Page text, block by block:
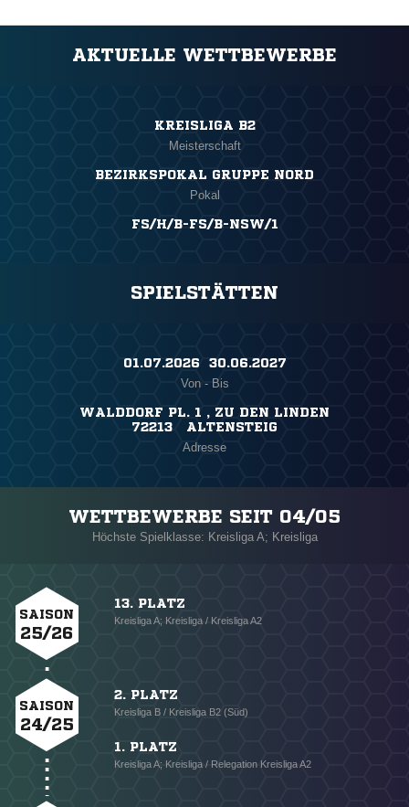
AKTUELLE WETTBEWERBE
KREISLIGA B2
Meisterschaft
BEZIRKSPOKAL GRUPPE NORD
Pokal
FS/H/B-FS/B-NSW/1
SPIELSTÄTTEN
01.07.2026 ​ 30.06.2027
Von - Bis
WALDDORF PL. 1 , ZU DEN LINDEN
72213 ALTENSTEIG
Adresse
WETTBEWERBE SEIT 04/05
Höchste Spielklasse: Kreisliga A; Kreisliga
SAISON
25/26
13. PLATZ
Kreisliga A; Kreisliga / Kreisliga A2
SAISON
24/25
2. PLATZ
Kreisliga B / Kreisliga B2 (Süd)
1. PLATZ
Kreisliga A; Kreisliga / Relegation Kreisliga A2